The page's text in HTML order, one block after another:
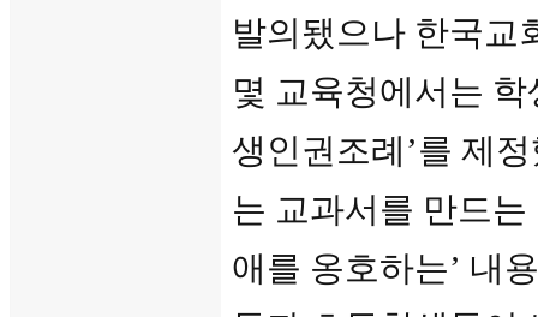
발의됐으나 한국교
몇 교육청에서는
생인권조례’를 제
는 교과서를 만드
애를 옹호하는’ 내